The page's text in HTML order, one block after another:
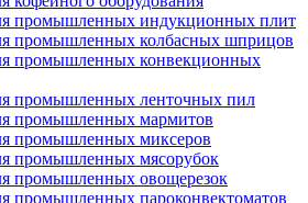
промышленных индукционных плит
промышленных колбасных шприцов
промышленных конвекционных
промышленных ленточных пил
промышленных мармитов
промышленных миксеров
промышленных мясорубок
промышленных овощерезок
промышленных пароконвектоматов